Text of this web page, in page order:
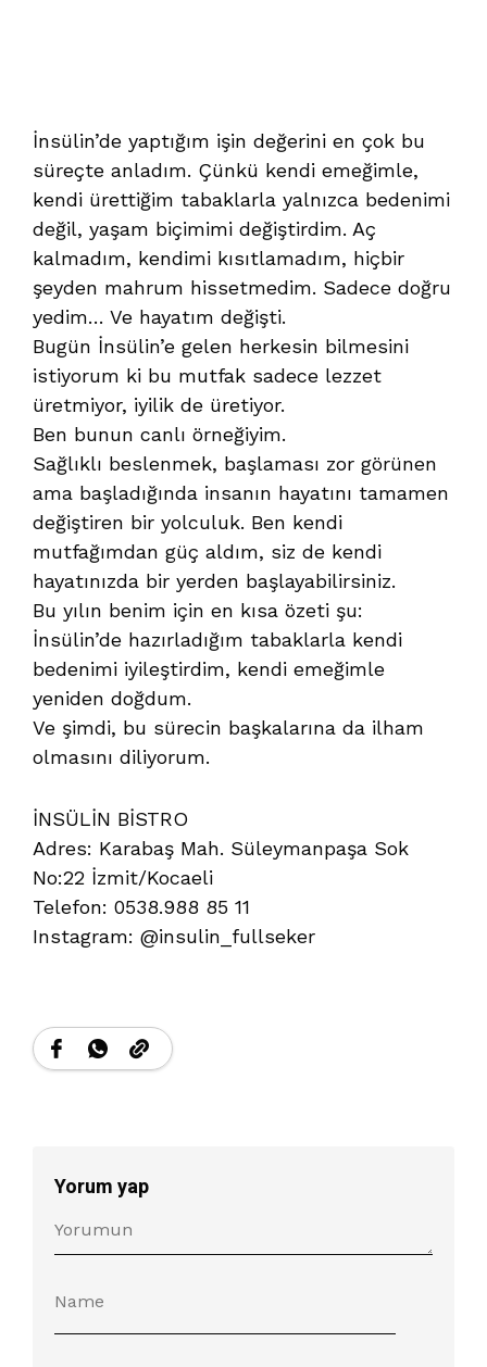
İnsülin’de yaptığım işin değerini en çok bu
süreçte anladım. Çünkü kendi emeğimle,
kendi ürettiğim tabaklarla yalnızca bedenimi
değil, yaşam biçimimi değiştirdim. Aç
kalmadım, kendimi kısıtlamadım, hiçbir
şeyden mahrum hissetmedim. Sadece doğru
yedim… Ve hayatım değişti.
Bugün İnsülin’e gelen herkesin bilmesini
istiyorum ki bu mutfak sadece lezzet
üretmiyor, iyilik de üretiyor.
Ben bunun canlı örneğiyim.
Sağlıklı beslenmek, başlaması zor görünen
ama başladığında insanın hayatını tamamen
değiştiren bir yolculuk. Ben kendi
mutfağımdan güç aldım, siz de kendi
hayatınızda bir yerden başlayabilirsiniz.
Bu yılın benim için en kısa özeti şu:
İnsülin’de hazırladığım tabaklarla kendi
bedenimi iyileştirdim, kendi emeğimle
yeniden doğdum.
Ve şimdi, bu sürecin başkalarına da ilham
olmasını diliyorum.
İNSÜLİN BİSTRO
Adres: Karabaş Mah. Süleymanpaşa Sok
No:22 İzmit/Kocaeli
Telefon: 0538.988 85 11
Instagram: @insulin_fullseker
Yorum yap